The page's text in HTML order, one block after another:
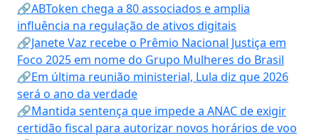
🔗ABToken chega a 80 associados e amplia
influência na regulação de ativos digitais
🔗Janete Vaz recebe o Prêmio Nacional Justiça em
Foco 2025 em nome do Grupo Mulheres do Brasil
🔗Em última reunião ministerial, Lula diz que 2026
será o ano da verdade
🔗Mantida sentença que impede a ANAC de exigir
certidão fiscal para autorizar novos horários de voo